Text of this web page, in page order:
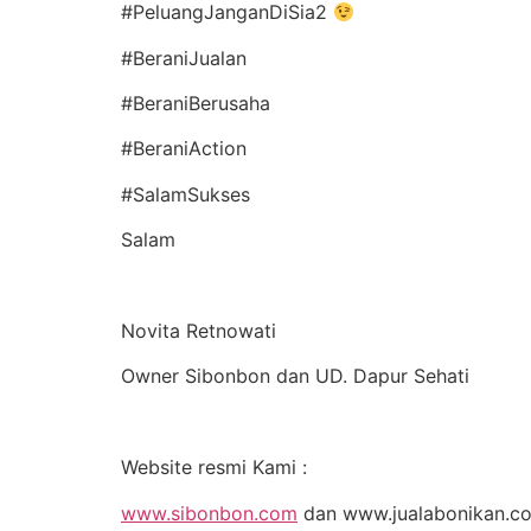
#PeluangJanganDiSia2
#BeraniJualan
#BeraniBerusaha
#BeraniAction
#SalamSukses
Salam
Novita Retnowati
Owner Sibonbon dan UD. Dapur Sehati
Website resmi Kami :
www.sibonbon.com dan